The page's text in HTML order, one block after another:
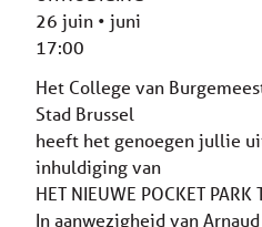
26 juin • juni
17:00
Het College van
Stad Brussel
heeft het genoegen jullie
inhuldiging van
HET NIEUWE POCKET PARK
In aanwezigheid van